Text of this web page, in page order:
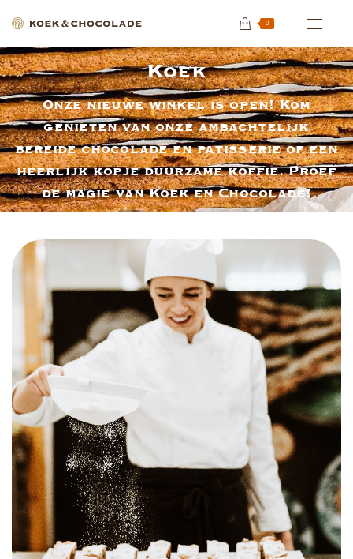
0
Koek
Onze nieuwe winkel is open! Kom
genieten van onze ambachtelijk
bereide chocolade en patisserie of een
heerlijk kopje duurzame koffie. Proef
de magie van Koek en Chocolade!
Je bent hier: